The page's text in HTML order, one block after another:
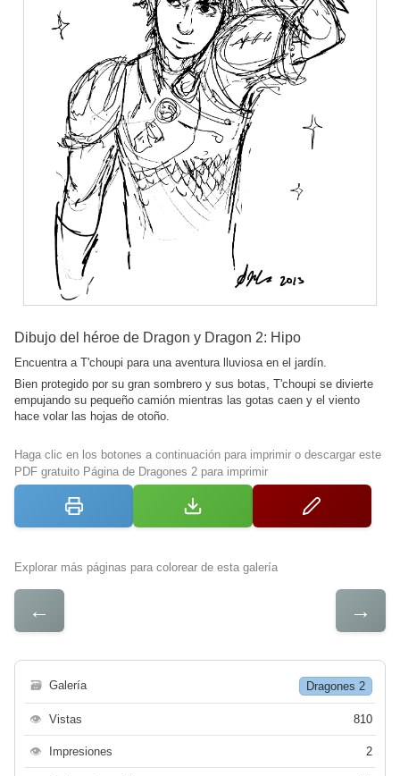
Dibujo del héroe de Dragon y Dragon 2: Hipo
Encuentra a T'choupi para una aventura lluviosa en el jardín.
Bien protegido por su gran sombrero y sus botas, T'choupi se divierte
empujando su pequeño camión mientras las gotas caen y el viento
hace volar las hojas de otoño.
Haga clic en los botones a continuación para imprimir o descargar este
PDF gratuito Página de Dragones 2 para imprimir
Explorar más páginas para colorear de esta galería
← →
🗃 Galería Dragones 2
👁 Vistas 810
👁 Impresiones 2